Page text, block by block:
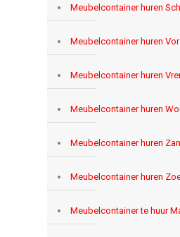
Meubelcontainer huren
Meubelcontainer huren
Meubelcontainer huren
Meubelcontainer huren
Meubelcontainer huren
Meubelcontainer huren
Meubelcontainer te huur